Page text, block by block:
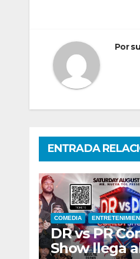
Por
ENTRADA
COMEDIA
DR vs PR
Show llega